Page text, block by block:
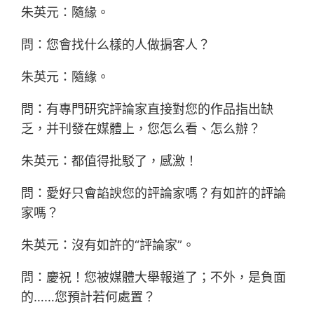
朱英元：隨緣。
問：您會找什么樣的人做掮客人？
朱英元：隨緣。
問：有專門研究評論家直接對您的作品指出缺
乏，并刊發在媒體上，您怎么看、怎么辦？
朱英元：都值得批駁了，感激！
問：愛好只會諂諛您的評論家嗎？有如許的評論
家嗎？
朱英元：沒有如許的“評論家”。
問：慶祝！您被媒體大舉報道了；不外，是負面
的……您預計若何處置？